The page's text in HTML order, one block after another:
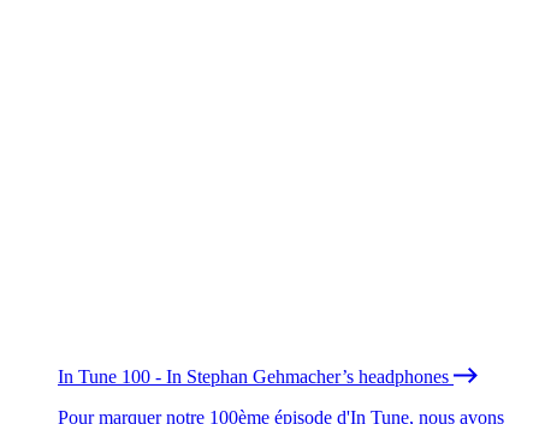
In Tune 100 - In Stephan Gehmacher’s headphones
Pour marquer notre 100ème épisode d'In Tune, nous avons